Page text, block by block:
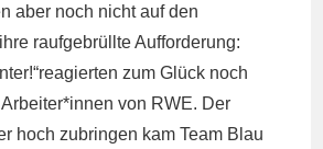
aber noch nicht auf den
raufgebrüllte Aufforderung:
zum Glück noch
von RWE. Der
hoch zubringen kam Team Blau